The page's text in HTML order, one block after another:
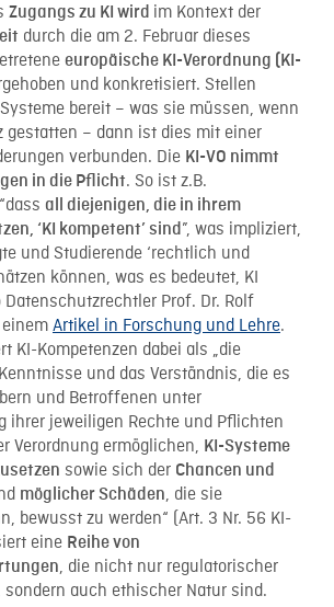
Zugangs zu KI wird im Kontext der
durch die am 2. Februar dieses
europäische KI-Verordnung (KI-
und konkretisiert. Stellen
bereit – was sie müssen, wenn
gestatten – dann ist dies mit einer
verbunden. Die KI-VO nimmt
in die Pflicht. So ist z.B.
all diejenigen, die in ihrem
‘KI kompetent’ sind ”, was impliziert,
und Studierende ‘rechtlich und
können, was es bedeutet, KI
Datenschutzrechtler Prof. Dr. Rolf
Artikel in Forschung und Lehre.
KI-Kompetenzen dabei als „die
und das Verständnis, die es
und Betroffenen unter
ihrer jeweiligen Rechte und Pflichten
Verordnung ermöglichen, KI-Systeme
sowie sich der Chancen und
möglicher Schäden, die sie
bewusst zu werden“ (Art. 3 Nr. 56 KI-
eine Reihe von
, die nicht nur regulatorischer
auch ethischer Natur sind.